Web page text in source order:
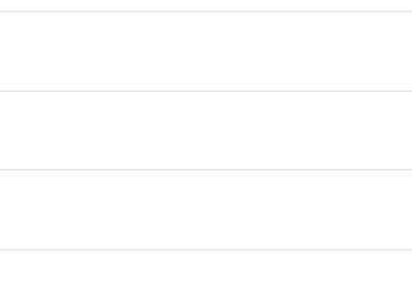
che si colloca tra
una finitura brillante e durevole. Assicurati
nel prodotto finale. Seguendo queste